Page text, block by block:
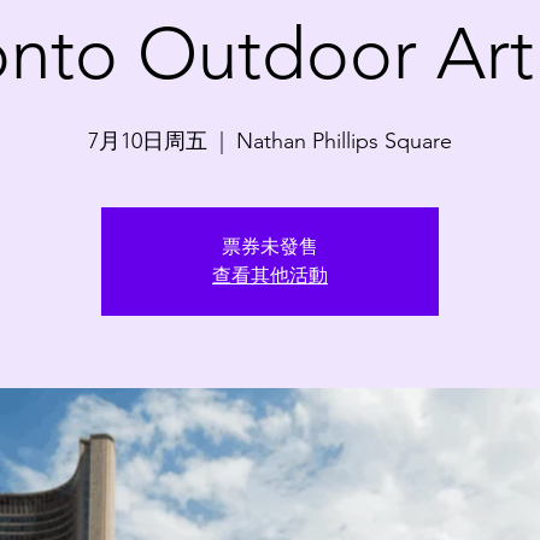
Outdoor
7月10日周五 Nathan Phillips Square
票券未發售
查看其他活動